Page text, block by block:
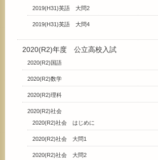
2019(H31)英語 大問2
2019(H31)英語 大問4
2020(R2)年度 公立高校入試
2020(R2)国語
2020(R2)数学
2020(R2)理科
2020(R2)社会
2020(R2)社会 はじめに
2020(R2)社会 大問1
2020(R2)社会 大問2